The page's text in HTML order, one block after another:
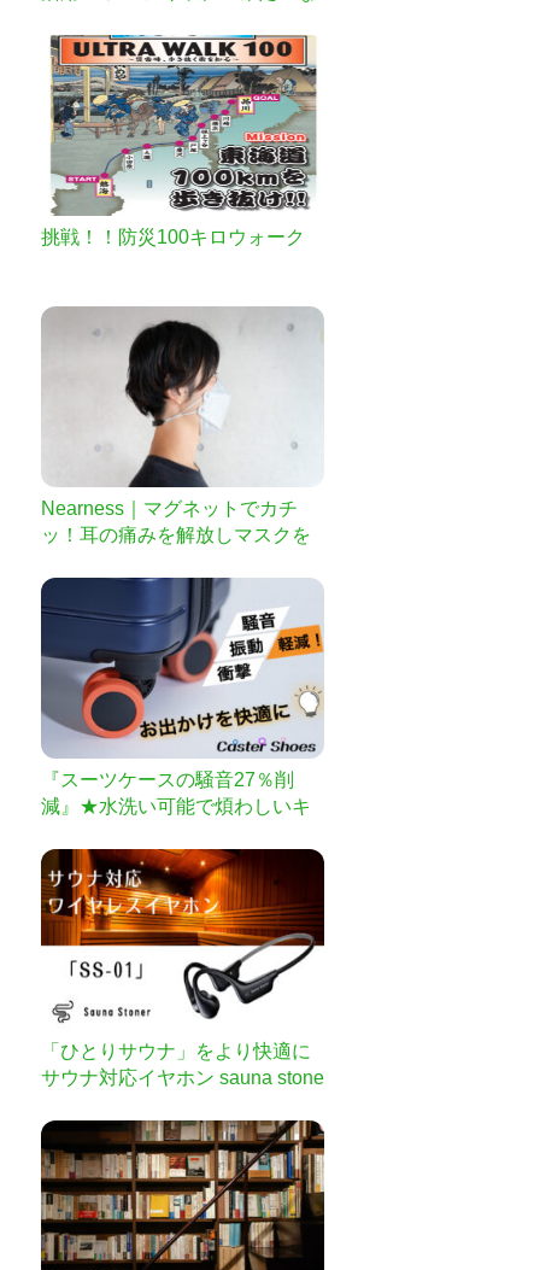
の食べ方を探す！
挑戦！！防災100キロウォーク
Nearness｜マグネットでカチ
ッ！耳の痛みを解放しマスクを
『スーツケースの騒音27％削
減』★水洗い可能で煩わしいキ
ーツケースの衝撃や振動も軽減
出来て体への負担も減らせる
【Caster専用Shoes】
「ひとりサウナ」をより快適に
サウナ対応イヤホン sauna stone